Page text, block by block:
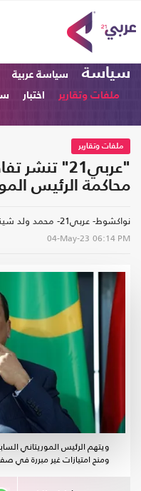
سياسة سياسة عربية
ملفات وتقارير
اختبار
ملفات وتقارير
"عربي21"
محاكمة الرئيس
نواكشوط- عربي21- محمد ولد شينا
04-May-23 06:14 PM
ويتهم الرئيس الموريتاني
ومنح امتيازات غير مبررة في